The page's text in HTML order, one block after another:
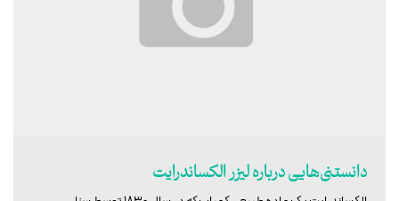
دانستنی‌هایی درباره لیزر الکساندرایت